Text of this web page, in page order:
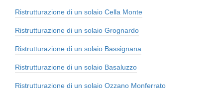
Ristrutturazione di un solaio Cella Monte
Ristrutturazione di un solaio Grognardo
Ristrutturazione di un solaio Bassignana
Ristrutturazione di un solaio Basaluzzo
Ristrutturazione di un solaio Ozzano Monferrato